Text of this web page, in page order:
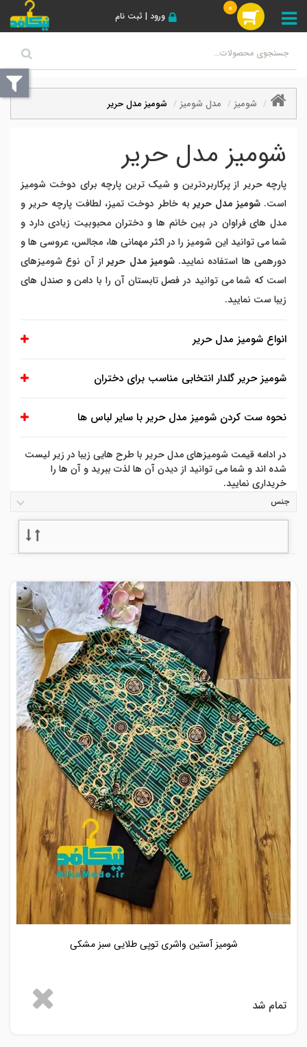
ورود | ثبت نام
0
شومیز مدل شومیز شومیز مدل حریر
شومیز مدل حریر
پارچه حریر از پرکاربردترین و شیک ترین پارچه برای دوخت شومیز
است.شومیز مدل حریر به خاطر دوخت تمیز، لطافت پارچه حریر و
مدل های فراوان در بین خانم ها و دختران محبوبیت زیادی دارد و
شما می توانید این شومیز را در اکثر مهمانی ها، مجالس، عروسی ها و
دورهمی ها استفاده نمایید.شومیز مدل حریراز آن نوع شومیزهای
است که شما می توانید در فصل تابستان آن را با دامن و صندل های
زیبا ست نمایید.
انواع شومیز مدل حریر
شومیز حریر گلدار انتخابی مناسب برای دختران
نحوه ست کردن شومیز مدل حریر با سایر لباس ها
در ادامه قیمت شومیزهای مدل حریر با طرح هایی زیبا در زیر لیست
شده اند و شما می توانید از دیدن آن ها لذت ببرید و آن ها را
خریداری نمایید.
جنس
شومیز آستین واشری توپی طلایی سبز مشکی
تمام شد